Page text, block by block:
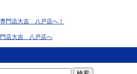
門店大吉 八戸店へ！
門店大吉 八戸店へ